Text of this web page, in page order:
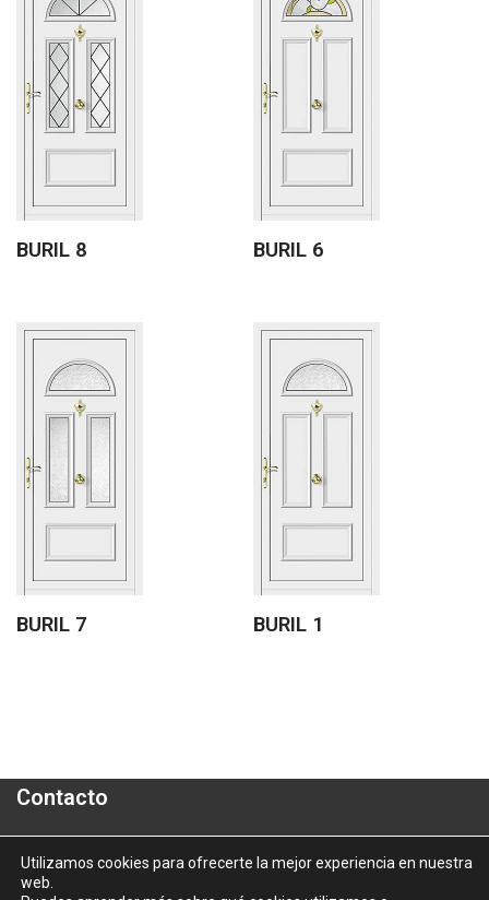
BURIL 8 BURIL 6
BURIL 7 BURIL 1
Contacto
Polígono Industrial "A Granxa"- Paralela 2- Parcela 16
informacion@aluporta.com
Utilizamos cookies para ofrecerte la mejor experiencia en nuestra
web.